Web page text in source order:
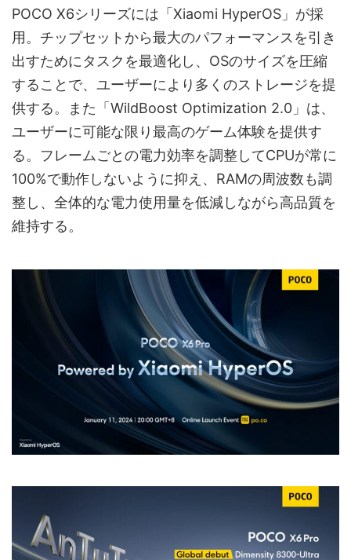
POCO X6シリーズには「Xiaomi HyperOS」が採
用。チップセットから最大のパフォーマンスを引き
出すためにタスクを最適化し、OSのサイズを圧縮
することで、ユーザーにより多くのストレージを提
供する。また「WildBoost Optimization 2.0」は、
ユーザーに可能な限り最高のゲーム体験を提供す
る。フレームごとの電力効率を調整してCPUが常に
100%で動作しないように抑え、RAMの周波数も調
整し、全体的な電力使用量を低減しながら高品質を
維持する。